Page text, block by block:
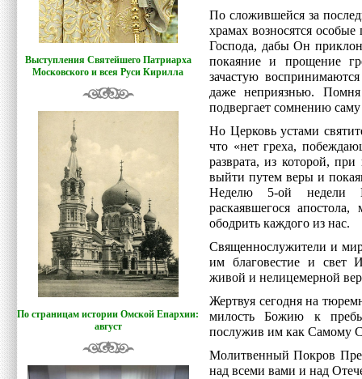
Выступления Святейшего Патриарха
Московского и всея Руси Кирилла
По страницам истории Омской Епархии:
август
По сложившейся за
храмах возносятся
Господа, дабы Он
покаяние и прощение
зачастую
даже неприязнью.
подвергает сомнению
Но Церковь устами
что «нет греха,
разврата, из которой,
выйти путем веры и
Неделю 5-ой недели
раскаявшегося
ободрить каждого из нас.
Священнослужители и
им благовестие и свет
живой и нелицемерной
Жертвуя сегодня на
милость Божию к
послужив им как Самому
Молитвенный Покров
над всеми вами и над